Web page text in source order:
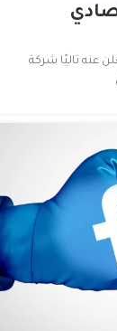
عنه تاليًا شركة